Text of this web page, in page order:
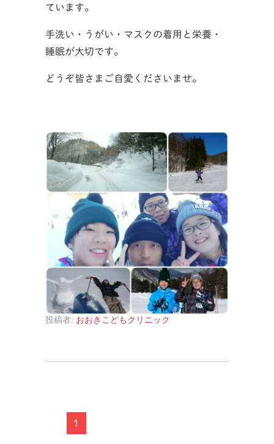
ています。
手洗い・うがい・マスクの着用と栄養・
睡眠が大切です。
どうぞ皆さまご自愛くださいませ。
投稿者: おおきこどもクリニック
1